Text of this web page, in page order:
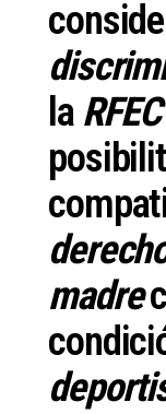
la RFEC
madre